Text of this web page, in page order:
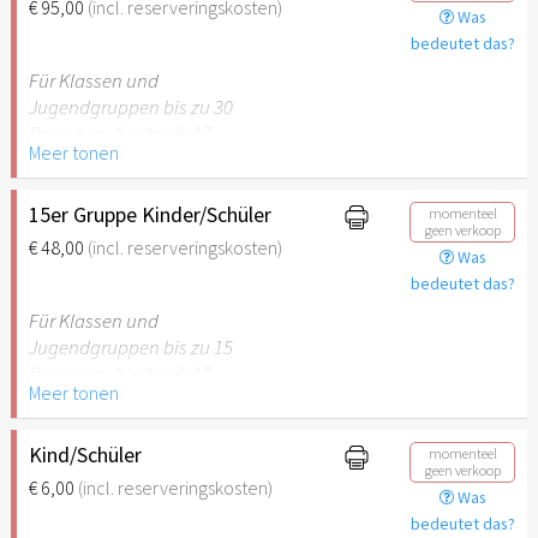
empfehlenswert.
€ 95,00 (incl. reserveringskosten)
Was
bedeutet das?
Für Klassen und
Jugendgruppen bis zu 30
Jahre) oder Schüler mit
Schülerausweis inklusive
erwachsene Begleitperson.
Hinweis: Für Kinder unter 6
Stuttgart nicht
empfehlenswert.
Meer tonen
15er Gruppe Kinder/Schüler
€ 48,00 (incl. reserveringskosten)
momenteel
geen verkoop
Was
bedeutet das?
Für Klassen und
Jugendgruppen bis zu 15
Jahre) oder Schüler mit
Schülerausweis inklusive
erwachsene Begleitperson.
Hinweis: Für Kinder unter 6
Meer tonen
Kind/Schüler
€ 6,00 (incl. reserveringskosten)
momenteel
geen verkoop
Was
bedeutet das?